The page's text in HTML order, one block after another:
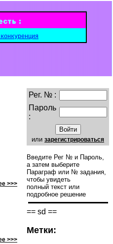
>>>
>>>
Рег. № :
Пароль
:
или зарегистрироваться
Введите Рег № и Пароль,
а затем выберите
Параграф или № задания,
чтобы увидеть
полный текст или
подробное решение
== sd ==
Метки: